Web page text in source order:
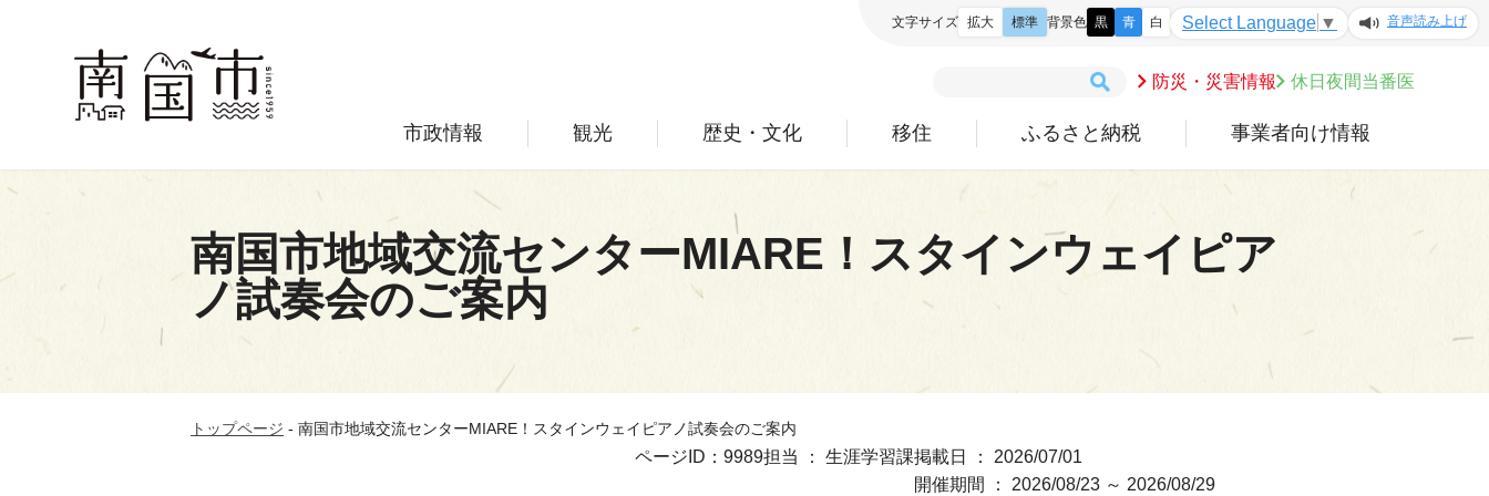
防災・災害情報 休日夜間当番医
市政情報 観光 歴史・文化 移住 ふるさと納税 事業者向け情報
文字サイズ 拡大 標準 背景色 黒 青 白 Select Language ▼ 音声読み上げ
南国市地域交流センターMIARE！スタインウェイピア
ノ試奏会のご案内
トップページ - 南国市地域交流センターMIARE！スタインウェイピアノ試奏会のご案内
ページID：9989担当 ： 生涯学習課掲載日 ： 2026/07/01
開催期間 ： 2026/08/23 ～ 2026/08/29